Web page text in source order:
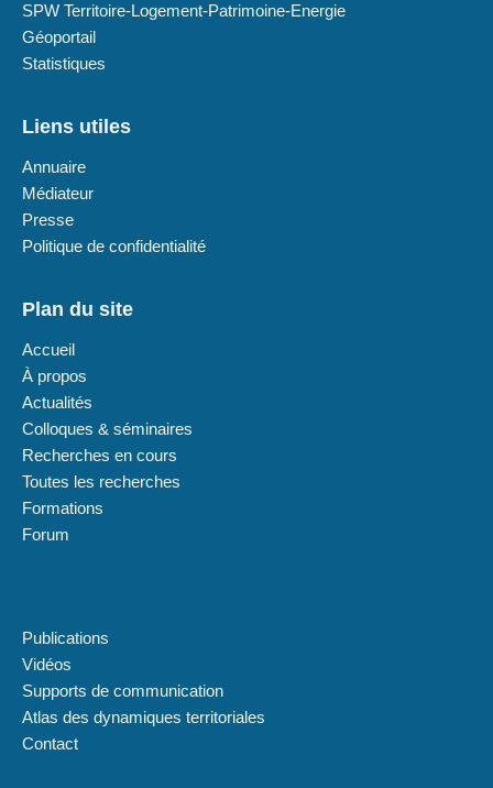
SPW Territoire-Logement-Patrimoine-Energie
Géoportail
Statistiques
Liens utiles
Annuaire
Médiateur
Presse
Politique de confidentialité
Plan du site
Accueil
À propos
Actualités
Colloques & séminaires
Recherches en cours
Toutes les recherches
Formations
Forum
Publications
Vidéos
Supports de communication
Atlas des dynamiques territoriales
Contact